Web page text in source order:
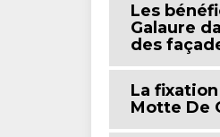
Les
Galaure
des
La
Motte De